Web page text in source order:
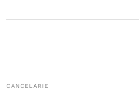
CANCELARIE